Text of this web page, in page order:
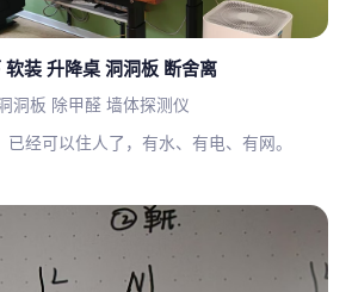
装 升降桌 洞洞板 断舍离
洞板 除甲醛 墙体探测仪
经可以住人了，有水、有电、有网。